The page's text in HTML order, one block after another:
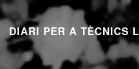
Aneu
al
contingut
DIARI PER A TÈCNICS